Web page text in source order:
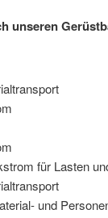
unseren
für Lasten
und